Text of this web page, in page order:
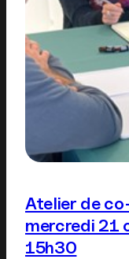
Atelier de
mercredi 21
15h30